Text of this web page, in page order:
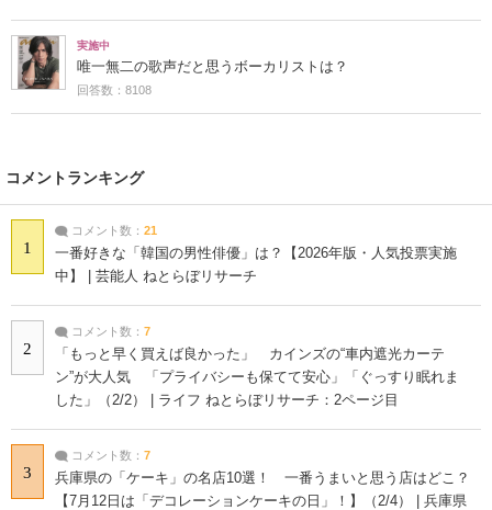
実施中
唯一無二の歌声だと思うボーカリストは？
回答数：8108
コメントランキング
1
コメント数： 21
一番好きな「韓国の男性俳優」は？【2026年版・人気投票実施
中】 | 芸能人 ねとらぼリサーチ
2
コメント数： 7
「もっと早く買えば良かった」 カインズの“車内遮光カーテ
ン”が大人気 「プライバシーも保てて安心」「ぐっすり眠れま
した」（2/2） | ライフ ねとらぼリサーチ：2ページ目
3
コメント数： 7
兵庫県の「ケーキ」の名店10選！ 一番うまいと思う店はどこ？
【7月12日は「デコレーションケーキの日」！】（2/4） | 兵庫県